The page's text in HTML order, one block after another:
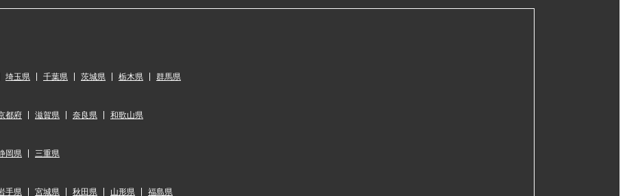
埼玉県 千葉県 茨城県 栃木県 群馬県
都府 滋賀県 奈良県 和歌山県
岡県 三重県
手県 宮城県 秋田県 山形県 福島県